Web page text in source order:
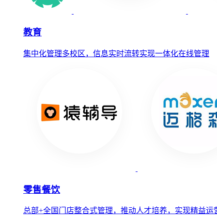
教育
集中化管理多校区，信息实时流转实现一体化在线管理
零售餐饮
总部+全国门店整合式管理，推动人才培养，实现精益运